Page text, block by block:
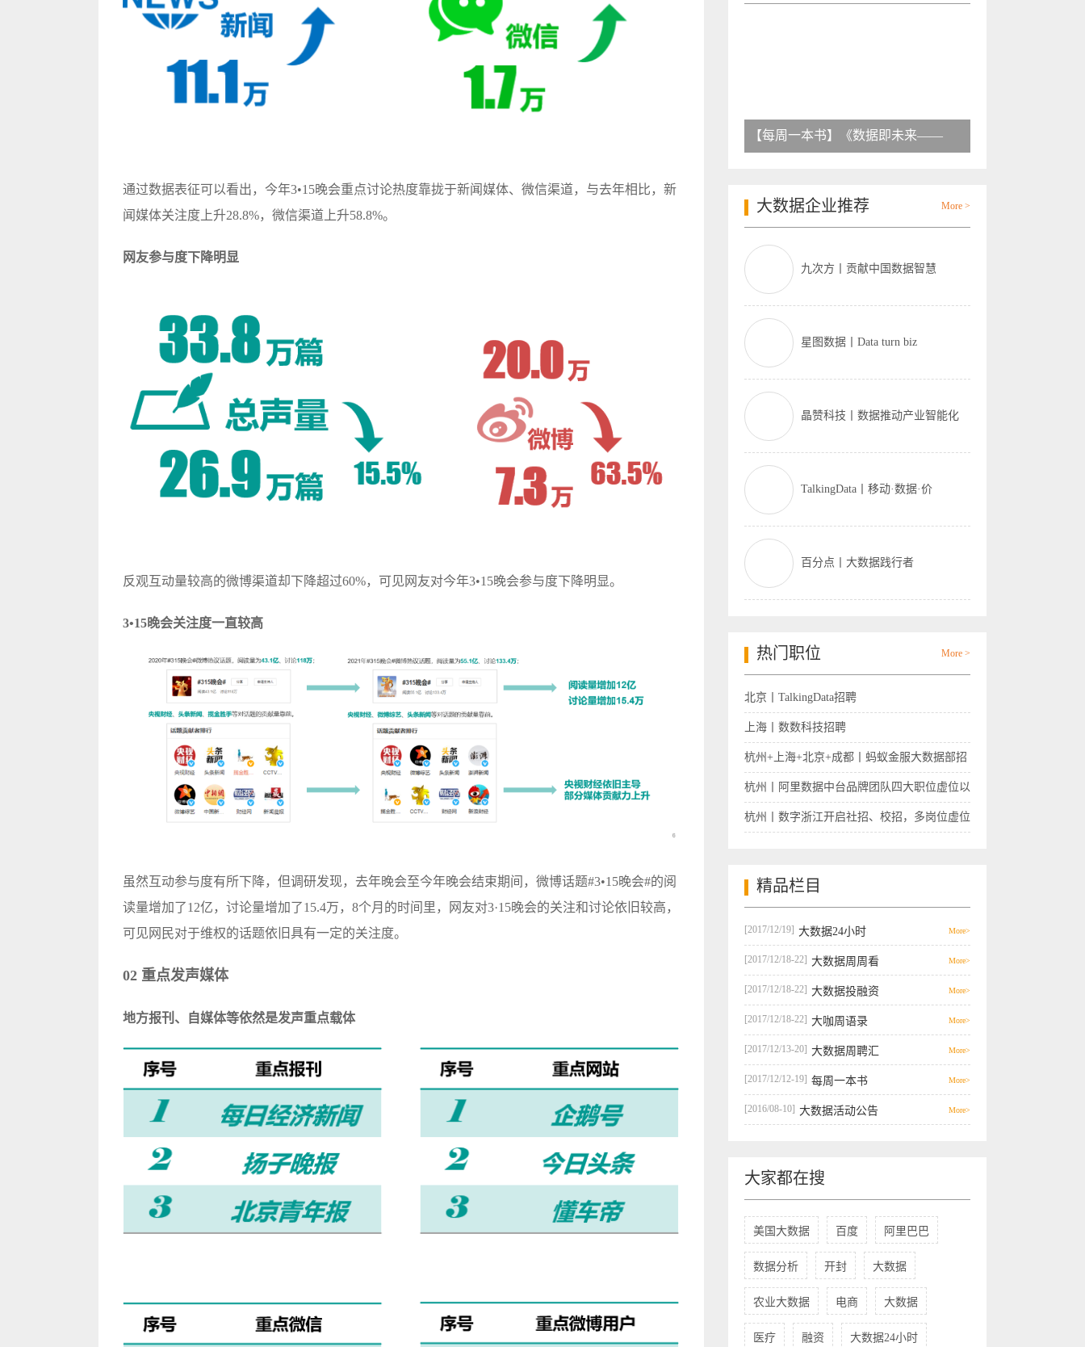
通过数据表征可以看出，今年3•15晚会重点讨论热度靠拢于新闻媒体、微信渠道，与去年相比，新
闻媒体关注度上升28.8%，微信渠道上升58.8%。
网友参与度下降明显
反观互动量较高的微博渠道却下降超过60%，可见网友对今年3•15晚会参与度下降明显。
3•15晚会关注度一直较高
虽然互动参与度有所下降，但调研发现，去年晚会至今年晚会结束期间，微博话题#3•15晚会#的阅
读量增加了12亿，讨论量增加了15.4万，8个月的时间里，网友对3·15晚会的关注和讨论依旧较高，
可见网民对于维权的话题依旧具有一定的关注度。
02 重点发声媒体
地方报刊、自媒体等依然是发声重点载体
【每周一本书】《数据即未来——
大数据企业推荐 More >
九次方丨贡献中国数据智慧
星图数据丨Data turn biz
晶赞科技丨数据推动产业智能化
TalkingData丨移动·数据·价
百分点丨大数据践行者
热门职位 More >
北京丨TalkingData招聘
上海丨数数科技招聘
杭州+上海+北京+成都丨蚂蚁金服大数据部招
聘
杭州丨阿里数据中台品牌团队四大职位虚位以
待
杭州丨数字浙江开启社招、校招，多岗位虚位
精品栏目
[2017/12/19] 大数据24小时 More>
[2017/12/18-22] 大数据周周看 More>
[2017/12/18-22] 大数据投融资 More>
[2017/12/18-22] 大咖周语录 More>
[2017/12/13-20] 大数据周聘汇 More>
[2017/12/12-19] 每周一本书 More>
[2016/08-10] 大数据活动公告 More>
大家都在搜
美国大数据 百度 阿里巴巴
数据分析 开封 大数据
农业大数据 电商 大数据
医疗 融资 大数据24小时